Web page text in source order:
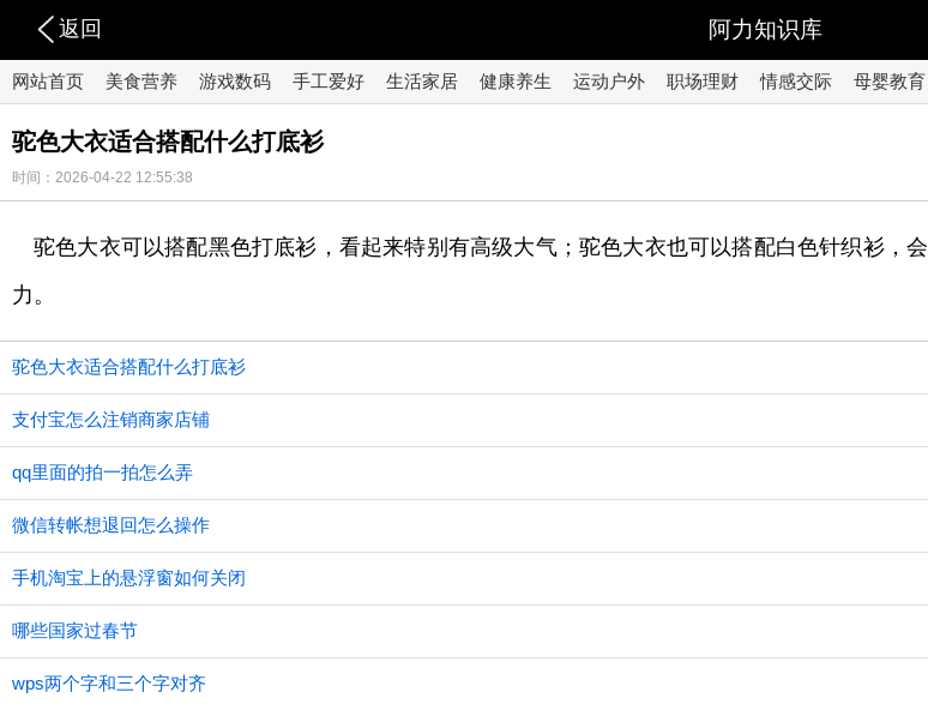
返回 阿力知识库
网站首页 美食营养 游戏数码 手工爱好 生活家居 健康养生 运动户外 职场理财 情感交际 母婴教育
驼色大衣适合搭配什么打底衫
时间：2026-04-22 12:55:38
驼色大衣可以搭配黑色打底衫，看起来特别有高级大气；驼色大衣也可以搭配白色针织衫，
力。
驼色大衣适合搭配什么打底衫
支付宝怎么注销商家店铺
qq里面的拍一拍怎么弄
微信转帐想退回怎么操作
手机淘宝上的悬浮窗如何关闭
哪些国家过春节
wps两个字和三个字对齐